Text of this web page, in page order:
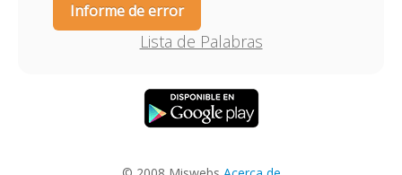
Informe de error
Lista de Palabras